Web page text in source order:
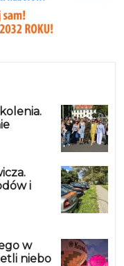
i
w
niebo